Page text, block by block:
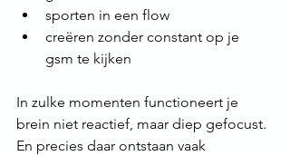
sporten in een flow
creëren zonder constant op je
gsm te kijken
In zulke momenten functioneert je
brein niet reactief, maar diep gefocust.
En precies daar ontstaan vaak